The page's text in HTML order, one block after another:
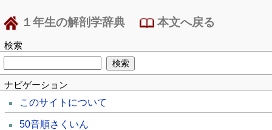
１年生の解剖学辞典 本文へ戻る
検索
ナビゲーション
このサイトについて
50音順さくいん